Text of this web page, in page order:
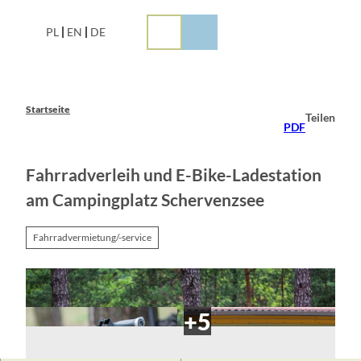
PL EN DE
Startseite
PDF
Teilen
Fahrradverleih und E-Bike-Ladestation
am Campingplatz Schervenzsee
Fahrradvermietung/-service